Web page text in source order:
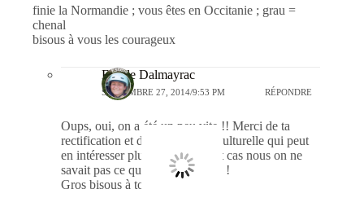
finie la Normandie ; vous êtes en Occitanie ; grau =
chenal
bisous à vous les courageux
Estelle Dalmayrac
SEPTEMBRE 27, 2014/9:53 PM RÉPONDRE
Oups, oui, on a été un peu vite !! Merci de ta
rectification et de cette minute culturelle qui peut
en intéresser plus d’un ! En tout cas nous on ne
savait pas ce que ca voulait dire !
Gros bisous à tous les deux !